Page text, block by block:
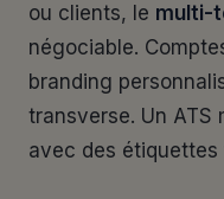
ou clients, le multi-
négociable.
branding
transverse. Un
avec des étiquettes